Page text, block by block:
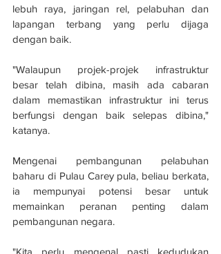
lebuh raya, jaringan rel, pelabuhan dan
lapangan terbang yang perlu dijaga
dengan baik.
"Walaupun projek-projek infrastruktur
besar telah dibina, masih ada cabaran
dalam memastikan infrastruktur ini terus
berfungsi dengan baik selepas dibina,"
katanya.
Mengenai pembangunan pelabuhan
baharu di Pulau Carey pula, beliau berkata,
ia mempunyai potensi besar untuk
memainkan peranan penting dalam
pembangunan negara.
"Kita perlu mengenal pasti kedudukan